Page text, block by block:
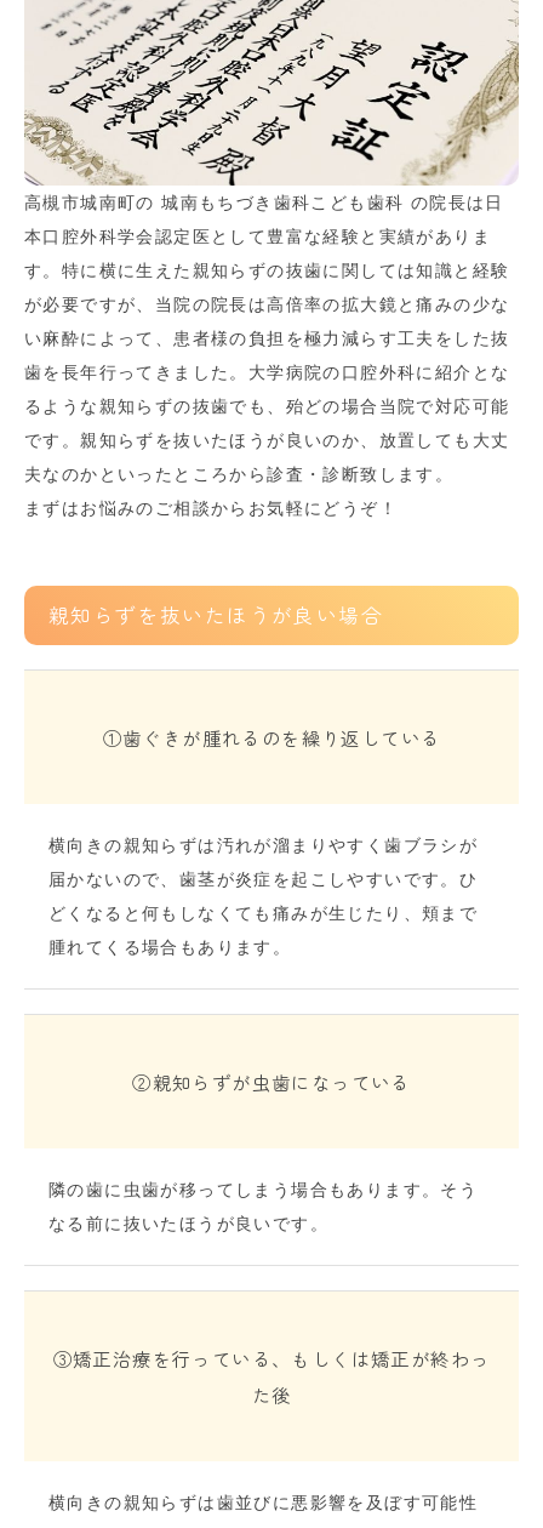
高槻市城南町の 城南もちづき歯科こども歯科 の院長は日
本口腔外科学会認定医として豊富な経験と実績がありま
す。特に横に生えた親知らずの抜歯に関しては知識と経験
が必要ですが、当院の院長は高倍率の拡大鏡と痛みの少な
い麻酔によって、患者様の負担を極力減らす工夫をした抜
歯を長年行ってきました。大学病院の口腔外科に紹介とな
るような親知らずの抜歯でも、殆どの場合当院で対応可能
です。親知らずを抜いたほうが良いのか、放置しても大丈
夫なのかといったところから診査・診断致します。
まずはお悩みのご相談からお気軽にどうぞ！
親知らずを抜いたほうが良い場合
①歯ぐきが腫れるのを繰り返している
横向きの親知らずは汚れが溜まりやすく歯ブラシが
届かないので、歯茎が炎症を起こしやすいです。ひ
どくなると何もしなくても痛みが生じたり、頬まで
腫れてくる場合もあります。
②親知らずが虫歯になっている
隣の歯に虫歯が移ってしまう場合もあります。そう
なる前に抜いたほうが良いです。
③矯正治療を行っている、もしくは矯正が終わっ
た後
横向きの親知らずは歯並びに悪影響を及ぼす可能性